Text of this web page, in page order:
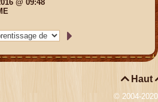
@ 09:48
Haut
© 2004-